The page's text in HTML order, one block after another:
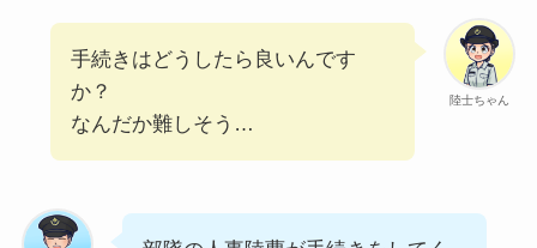
陸士ちゃん
手続きはどうしたら良いんです
か？
なんだか難しそう…